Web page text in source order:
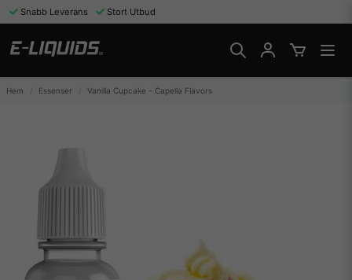
Snabb Leverans Stort Utbud
Hem Essenser Vanilla Cupcake - Capella Flavors